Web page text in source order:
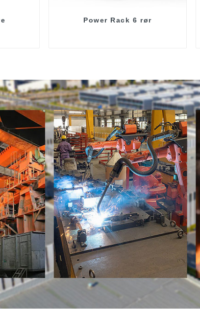
Power Rack 6 rør